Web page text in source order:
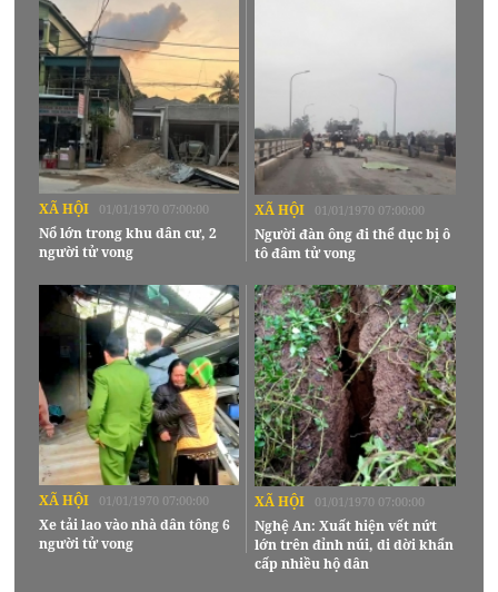
XÃ HỘI 01/01/1970 07:00:00
Nổ lớn trong khu dân cư, 2
người tử vong
XÃ HỘI 01/01/1970 07:00:00
Người đàn ông đi thể dục bị ô
tô đâm tử vong
XÃ HỘI 01/01/1970 07:00:00
Xe tải lao vào nhà dân tông 6
người tử vong
XÃ HỘI 01/01/1970 07:00:00
Nghệ An: Xuất hiện vết nứt
lớn trên đỉnh núi, di dời khẩn
cấp nhiều hộ dân